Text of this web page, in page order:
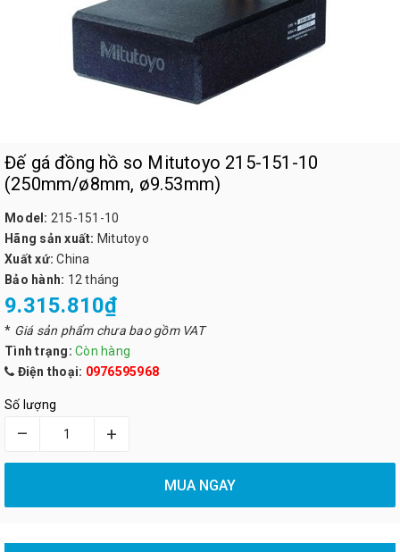
Đế gá đồng hồ so Mitutoyo 215-151-10
(250mm/ø8mm, ø9.53mm)
Model: 215-151-10
Hãng sản xuất: Mitutoyo
Xuất xứ: China
Bảo hành: 12 tháng
9.315.810₫
* Giá sản phẩm chưa bao gồm VAT
Tình trạng: Còn hàng
Điện thoại: 0976595968
Số lượng
– +
MUA NGAY